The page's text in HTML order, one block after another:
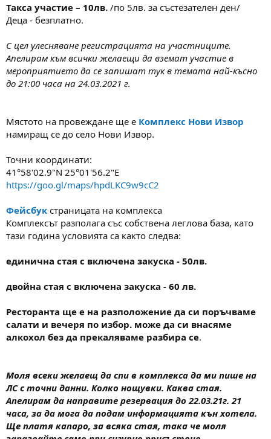
Такса участие – 10лв. /по 5лв. за състезателен ден/
Деца - безплатно.
С цел улесняване регистрацията на участниците.
Апелирам към всички желаещи да вземат участие в
мероприятието да се запишат тук в темата най-късно
до 21:00 часа на 24.03.2021 г.
Мястото на провеждане ще е Комплекс Нови Извор
намиращ се до село Нови Извор.
Точни координати:
41°58'02.9"N 25°01'56.2"E
https://goo.gl/maps/hpdLKC9w9cC2
Фейсбук страницата на комплекса
Комплексът разполага със собствена леглова база, като
тази година условията са както следва:
единична стая с включена закуска - 50лв.
двойна стая с включена закуска - 60 лв.
Ресторанта ще е на разположение да си поръчваме
салати и вечеря по избор. може да си внасяме
алкохол без да прекаляваме разбира се.
Моля всеки желаещ да спи в комплекса да ми пише на
ЛС с точни данни. Колко нощувки. Каква стая.
Апелирам да направите резервация до 22.03.21г. 21
часа, за да мога да подам информацията кън хотела.
Ще платя капаро, за всяка стая, така че моля